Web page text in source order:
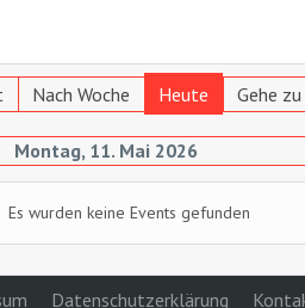
Nach Woche Heute Gehe
Montag, 11. Mai 2026
Es wurden keine Events gefunden
Datenschutzerklärung